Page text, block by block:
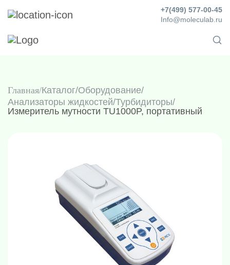
Info@moleculab.ru
+7(499) 577-00-45
Главная Каталог/Оборудование/
Анализаторы жидкостей/Турбидиторы/
Измеритель мутности TU1000P, портативный